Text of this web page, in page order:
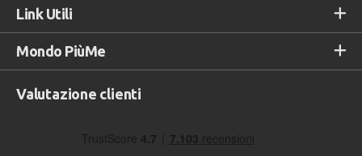
Link Utili
Mondo PiùMe
Valutazione clienti